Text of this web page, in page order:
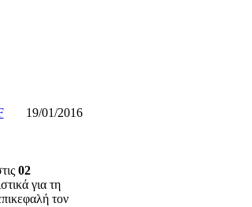
19/01/2016
02
για τη
τον